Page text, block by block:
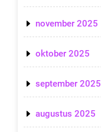
november 2025
oktober 2025
september 2025
augustus 2025